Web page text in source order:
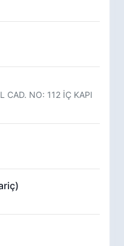
CAD. NO: 112 İÇ KAPI